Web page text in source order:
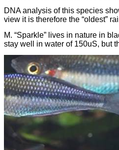
DNA analysis of this species
view it is therefore the “oldest”
M. “Sparkle” lives in nature in
stay well in water of 150uS, but